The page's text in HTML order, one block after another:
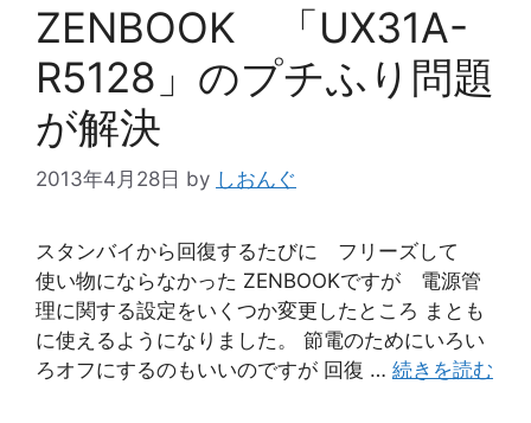
ZENBOOK 「UX31A-
R5128」のプチふり問題
が解決
2013年4月28日 by しおんぐ
スタンバイから回復するたびに フリーズして
使い物にならなかった ZENBOOKですが 電源管
理に関する設定をいくつか変更したところ まとも
に使えるようになりました。 節電のためにいろい
ろオフにするのもいいのですが 回復 … 続きを読む